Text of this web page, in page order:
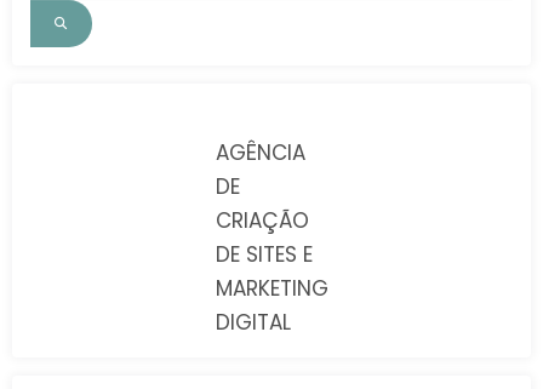
AGÊNCIA
DE
CRIAÇÃO
DE SITES E
MARKETING
DIGITAL